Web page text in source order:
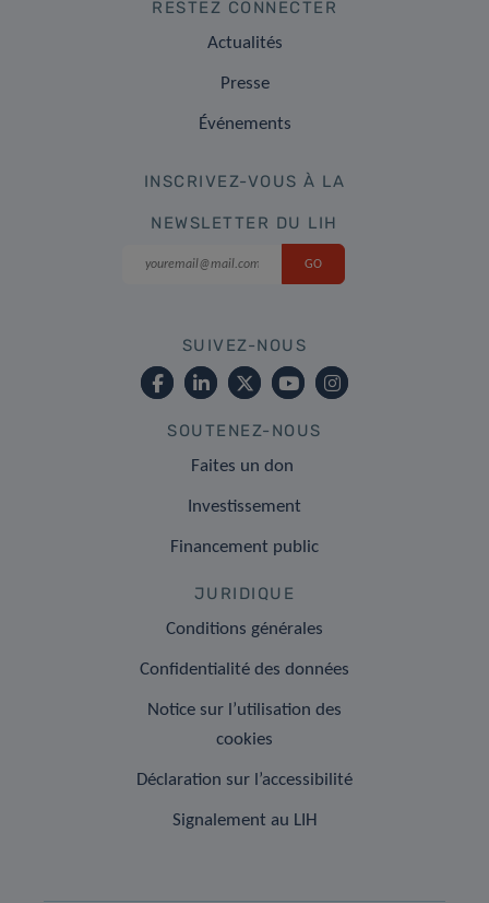
RESTEZ CONNECTER
Actualités
Presse
Événements
INSCRIVEZ-VOUS À LA
NEWSLETTER DU LIH
SUIVEZ-NOUS
SOUTENEZ-NOUS
Faites un don
Investissement
Financement public
JURIDIQUE
Conditions générales
Confidentialité des données
Notice sur l’utilisation des
cookies
Déclaration sur l’accessibilité
Signalement au LIH